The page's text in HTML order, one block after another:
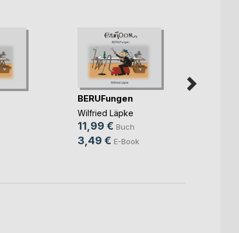
BERUFungen
Wilfried Läpke
11,99 € Buch
3,49 € E-Book